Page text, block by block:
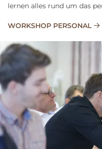
lernen alles rund um das
WORKSHOP PERSONAL